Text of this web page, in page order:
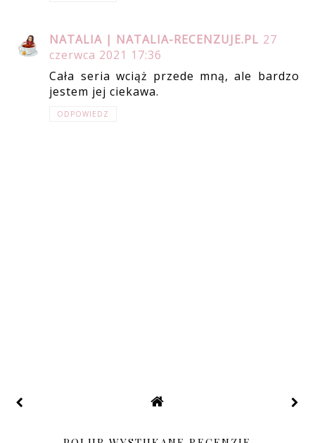
NATALIA | NATALIA-RECENZUJE.PL 27
czerwca 2021 17:36
Cała seria wciąż przede mną, ale bardzo
jestem jej ciekawa.
ODPOWIEDZ